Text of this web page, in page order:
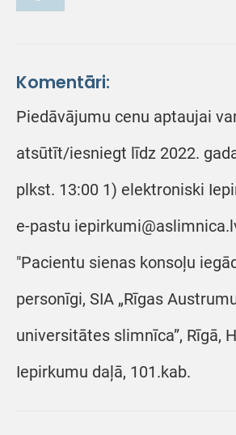
Komentāri:
Piedāvājumu cenu aptaujai
atsūtīt/iesniegt līdz 2022.
plkst. 13:00 1) elektroniski
e-pastu
"Pacientu sienas konsoļu
personīgi, SIA „Rīgas
universitātes slimnīca”, Rīgā,
Iepirkumu daļā, 101.kab.